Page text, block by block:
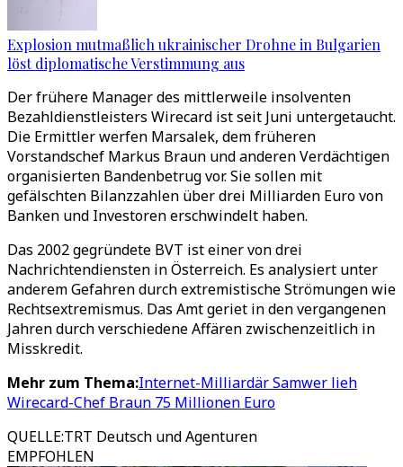
Explosion mutmaßlich ukrainischer Drohne in Bulgarien
löst diplomatische Verstimmung aus
Der frühere Manager des mittlerweile insolventen
Bezahldienstleisters Wirecard ist seit Juni untergetaucht.
Die Ermittler werfen Marsalek, dem früheren
Vorstandschef Markus Braun und anderen Verdächtigen
organisierten Bandenbetrug vor. Sie sollen mit
gefälschten Bilanzzahlen über drei Milliarden Euro von
Banken und Investoren erschwindelt haben.
Das 2002 gegründete BVT ist einer von drei
Nachrichtendiensten in Österreich. Es analysiert unter
anderem Gefahren durch extremistische Strömungen wie
Rechtsextremismus. Das Amt geriet in den vergangenen
Jahren durch verschiedene Affären zwischenzeitlich in
Misskredit.
Mehr zum Thema:Internet-Milliardär Samwer lieh
Wirecard-Chef Braun 75 Millionen Euro
QUELLE:TRT Deutsch und Agenturen
EMPFOHLEN